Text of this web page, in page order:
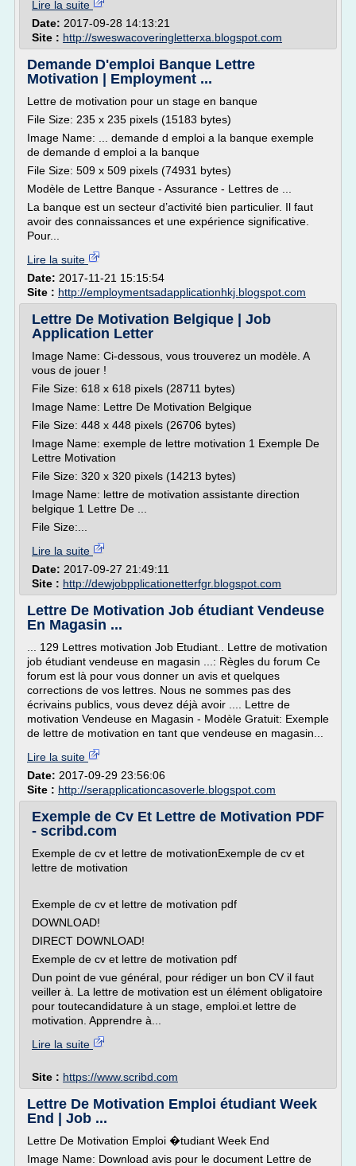
Lire la suite
Date: 2017-09-28 14:13:21
Site : http://sweswacoveringletterxa.blogspot.com
Demande D'emploi Banque Lettre
Motivation | Employment ...
Lettre de motivation pour un stage en banque
File Size: 235 x 235 pixels (15183 bytes)
Image Name: ... demande d emploi a la banque exemple
de demande d emploi a la banque
File Size: 509 x 509 pixels (74931 bytes)
Modèle de Lettre Banque - Assurance - Lettres de ...
La banque est un secteur d’activité bien particulier. Il faut
avoir des connaissances et une expérience significative.
Pour...
Lire la suite
Date: 2017-11-21 15:15:54
Site : http://employmentsadapplicationhkj.blogspot.com
Lettre De Motivation Belgique | Job
Application Letter
Image Name: Ci-dessous, vous trouverez un modèle. A
vous de jouer !
File Size: 618 x 618 pixels (28711 bytes)
Image Name: Lettre De Motivation Belgique
File Size: 448 x 448 pixels (26706 bytes)
Image Name: exemple de lettre motivation 1 Exemple De
Lettre Motivation
File Size: 320 x 320 pixels (14213 bytes)
Image Name: lettre de motivation assistante direction
belgique 1 Lettre De ...
File Size:...
Lire la suite
Date: 2017-09-27 21:49:11
Site : http://dewjobpplicationetterfgr.blogspot.com
Lettre De Motivation Job étudiant Vendeuse
En Magasin ...
... 129 Lettres motivation Job Etudiant.. Lettre de motivation
job étudiant vendeuse en magasin ...: Règles du forum Ce
forum est là pour vous donner un avis et quelques
corrections de vos lettres. Nous ne sommes pas des
écrivains publics, vous devez déjà avoir .... Lettre de
motivation Vendeuse en Magasin - Modèle Gratuit: Exemple
de lettre de motivation en tant que vendeuse en magasin...
Lire la suite
Date: 2017-09-29 23:56:06
Site : http://serapplicationcasoverle.blogspot.com
Exemple de Cv Et Lettre de Motivation PDF
- scribd.com
Exemple de cv et lettre de motivationExemple de cv et
lettre de motivation
Exemple de cv et lettre de motivation pdf
DOWNLOAD!
DIRECT DOWNLOAD!
Exemple de cv et lettre de motivation pdf
Dun point de vue général, pour rédiger un bon CV il faut
veiller à. La lettre de motivation est un élément obligatoire
pour toutecandidature à un stage, emploi.et lettre de
motivation. Apprendre à...
Lire la suite
Site : https://www.scribd.com
Lettre De Motivation Emploi étudiant Week
End | Job ...
Lettre De Motivation Emploi �tudiant Week End
Image Name: Download avis pour le document Lettre de